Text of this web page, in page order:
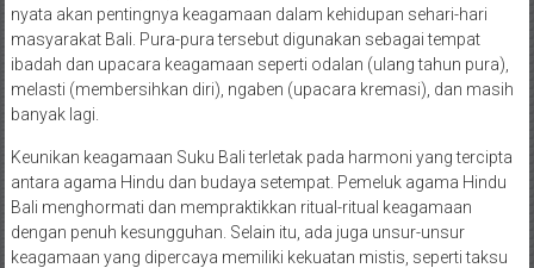
nyata akan pentingnya keagamaan dalam kehidupan sehari-hari
masyarakat Bali. Pura-pura tersebut digunakan sebagai tempat
ibadah dan upacara keagamaan seperti odalan (ulang tahun pura),
melasti (membersihkan diri), ngaben (upacara kremasi), dan masih
banyak lagi.
Keunikan keagamaan Suku Bali terletak pada harmoni yang tercipta
antara agama Hindu dan budaya setempat. Pemeluk agama Hindu
Bali menghormati dan mempraktikkan ritual-ritual keagamaan
dengan penuh kesungguhan. Selain itu, ada juga unsur-unsur
keagamaan yang dipercaya memiliki kekuatan mistis, seperti taksu